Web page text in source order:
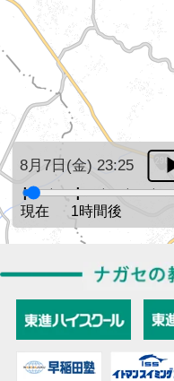
8月7日(金) 23:25
現在 1時間後